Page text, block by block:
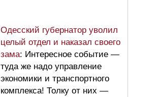
Одесский губернатор уволил
целый отдел и наказал своего
зама: Интересное событие —
туда же надо управление
экономики и транспортного
комплекса! Толку от них —